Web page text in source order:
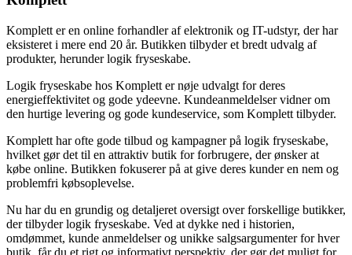
Komplett er en online forhandler af elektronik og IT-udstyr, der har
eksisteret i mere end 20 år. Butikken tilbyder et bredt udvalg af
produkter, herunder logik fryseskabe.
Logik fryseskabe hos Komplett er nøje udvalgt for deres
energieffektivitet og gode ydeevne. Kundeanmeldelser vidner om
den hurtige levering og gode kundeservice, som Komplett tilbyder.
Komplett har ofte gode tilbud og kampagner på logik fryseskabe,
hvilket gør det til en attraktiv butik for forbrugere, der ønsker at
købe online. Butikken fokuserer på at give deres kunder en nem og
problemfri købsoplevelse.
Nu har du en grundig og detaljeret oversigt over forskellige butikker,
der tilbyder logik fryseskabe. Ved at dykke ned i historien,
omdømmet, kunde anmeldelser og unikke salgsargumenter for hver
butik, får du et rigt og informativt perspektiv, der gør det muligt for